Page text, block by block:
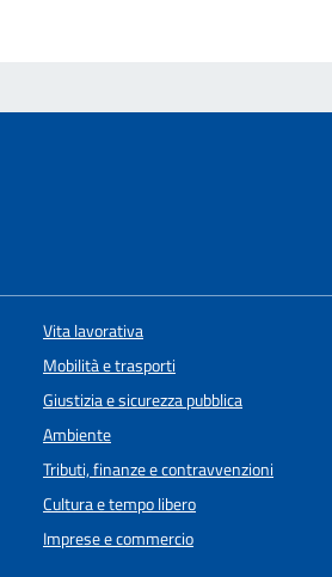
Vita lavorativa
Mobilità e trasporti
Giustizia e sicurezza pubblica
Ambiente
Tributi, finanze e contravvenzioni
Cultura e tempo libero
Imprese e commercio